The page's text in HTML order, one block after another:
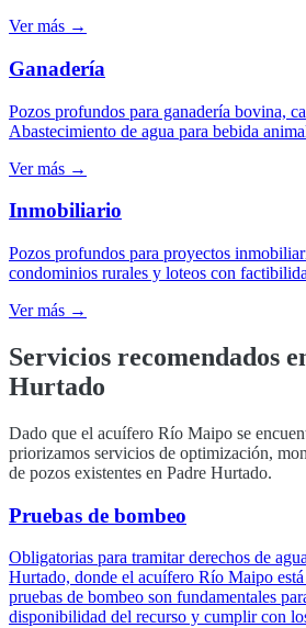
Ver más →
Ganadería
Pozos profundos para ganadería bovina,
Abastecimiento de agua para bebida
Ver más →
Inmobiliario
Pozos profundos para proyectos
condominios rurales y loteos con
Ver más →
Servicios recomendados
Hurtado
Dado que el acuífero Río Maipo se
priorizamos servicios de optimización,
de pozos existentes en Padre Hurtado.
Pruebas de bombeo
Obligatorias para tramitar derechos de
Hurtado, donde el acuífero Río Maipo
pruebas de bombeo son fundamentales
disponibilidad del recurso y cumplir con